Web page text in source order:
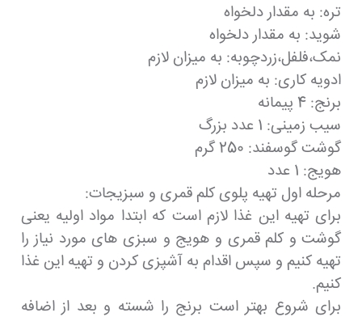
تره: به مقدار دلخواه
شوید: به مقدار دلخواه
نمک،فلفل،زردچوبه: به میزان لازم
ادویه کاری: به میزان لازم
برنج: 4 پیمانه
سیب زمینی: 1 عدد بزرگ
گوشت گوسفند: 250 گرم
هویج: 1 عدد
مرحله اول تهیه پلوی کلم قمری و سبزیجات:
برای تهیه این غذا لازم است که ابتدا مواد اولیه یعنی
گوشت و کلم قمری و هویج و سبزی های مورد نیاز را
تهیه کنیم و سپس اقدام به آشپزی کردن و تهیه این غذا
کنیم.
برای شروع بهتر است برنج را شسته و بعد از اضافه